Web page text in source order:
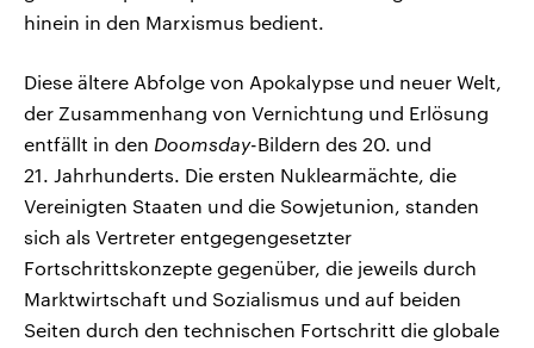
hinein in den Marxismus bedient.
Diese ältere Abfolge von Apokalypse und neuer Welt,
der Zusammenhang von Vernichtung und Erlösung
entfällt in den Doomsday-Bildern des 20. und
21. Jahrhunderts. Die ersten Nuklearmächte, die
Vereinigten Staaten und die Sowjetunion, standen
sich als Vertreter entgegengesetzter
Fortschrittskonzepte gegenüber, die jeweils durch
Marktwirtschaft und Sozialismus und auf beiden
Seiten durch den technischen Fortschritt die globale